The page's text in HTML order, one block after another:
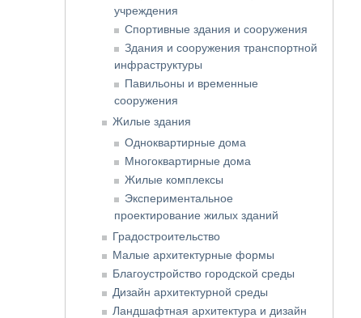
учреждения
Спортивные здания и сооружения
Здания и сооружения транспортной
инфраструктуры
Павильоны и временные
сооружения
Жилые здания
Одноквартирные дома
Многоквартирные дома
Жилые комплексы
Экспериментальное
проектирование жилых зданий
Градостроительство
Малые архитектурные формы
Благоустройство городской среды
Дизайн архитектурной среды
Ландшафтная архитектура и дизайн